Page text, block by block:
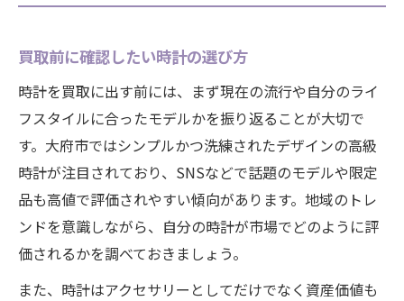
買取前に確認したい時計の選び方
時計を買取に出す前には、まず現在の流行や自分のライ
フスタイルに合ったモデルかを振り返ることが大切で
す。大府市ではシンプルかつ洗練されたデザインの高級
時計が注目されており、SNSなどで話題のモデルや限定
品も高値で評価されやすい傾向があります。地域のトレ
ンドを意識しながら、自分の時計が市場でどのように評
価されるかを調べておきましょう。
また、時計はアクセサリーとしてだけでなく資産価値も